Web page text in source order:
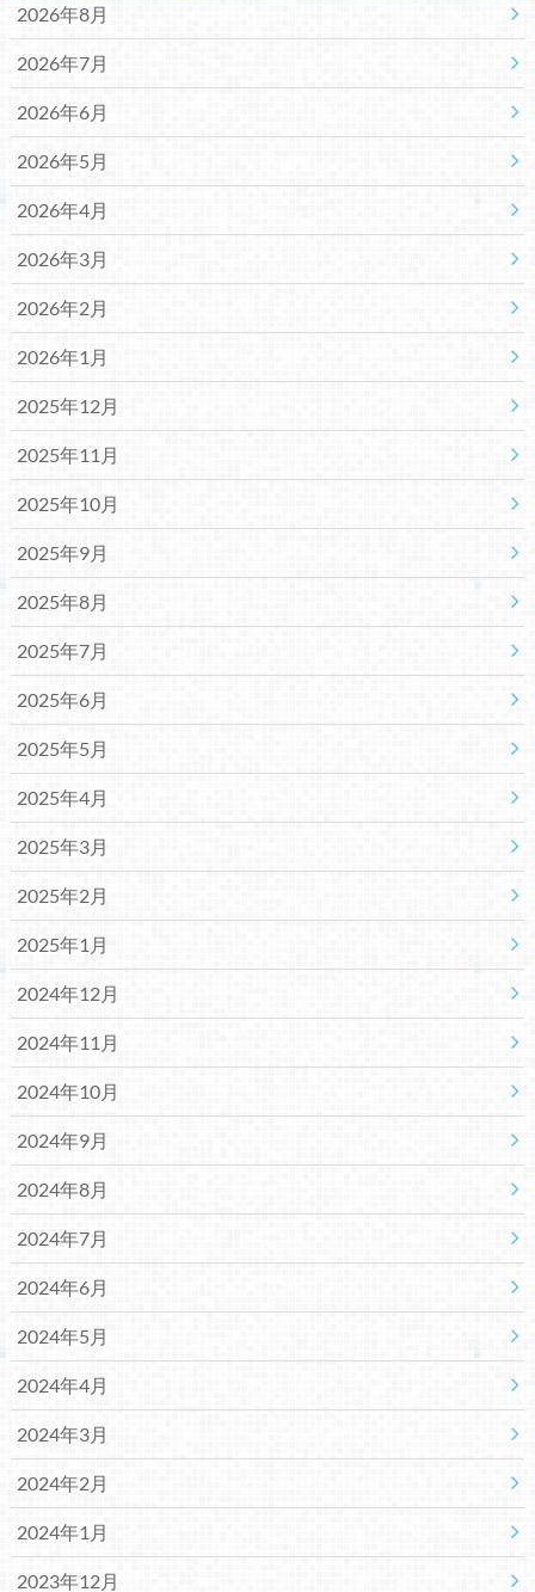
2026年8月
2026年7月
2026年6月
2026年5月
2026年4月
2026年3月
2026年2月
2026年1月
2025年12月
2025年11月
2025年10月
2025年9月
2025年8月
2025年7月
2025年6月
2025年5月
2025年4月
2025年3月
2025年2月
2025年1月
2024年12月
2024年11月
2024年10月
2024年9月
2024年8月
2024年7月
2024年6月
2024年5月
2024年4月
2024年3月
2024年2月
2024年1月
2023年12月